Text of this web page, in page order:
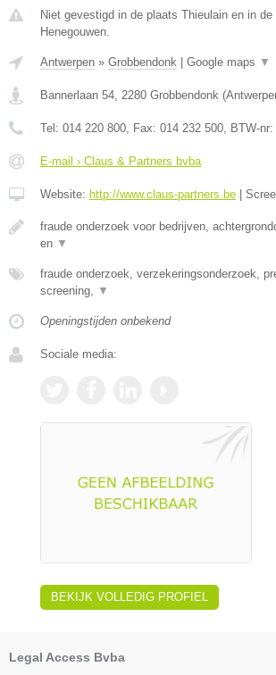
Niet gevestigd in de plaats Thieulain en in de
Henegouwen.
Antwerpen » Grobbendonk | Google maps ▼
Bannerlaan 54 2280 Grobbendonk (
Tel: 014 220 800 , Fax: 014 232 500 , BTW-nr:
E-mail › Claus & Partners bvba
Website: http://www.claus-partners.be |
fraude onderzoek voor bedrijven,
en ▼
fraude onderzoek, verzekeringsonderzoek,
screening,
▼
Openingstijden onbekend
Sociale media:
BEKIJK VOLLEDIG PROFIEL
Legal Access Bvba